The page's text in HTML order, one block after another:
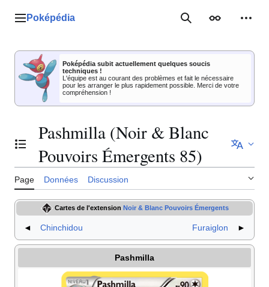
Menu principal
Poképédia RechercherApparence
Poképédia subit actuellement quelques soucis
techniques !
L'équipe est au courant des problèmes et fait le nécessaire
pour les arranger le plus rapidement possible. Merci de votre
compréhension !
Basculer la table des matières
Pashmilla (Noir & Blanc
Pouvoirs Émergents 85)
Page Données Discussion
Cartes de l'extension Noir & Blanc Pouvoirs Émergents
◄ Chinchidou Furaiglon ►
Pashmilla